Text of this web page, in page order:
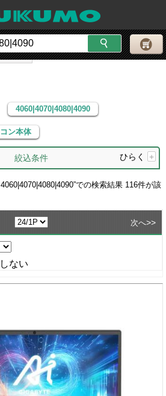
4060|4070|4080|4090
ン本体
4060|4070|4080|4090
ン本体
絞込条件 ひらく +
”での検索結果 116件が該
次へ>>
ない